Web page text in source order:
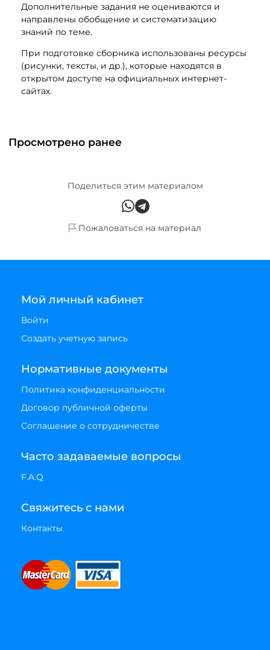
Дополнительные задания не оцениваются и
направлены обобщение и систематизацию
знаний по теме.
При подготовке сборника использованы ресурсы
(рисунки, тексты, и др.), которые находятся в
открытом доступе на официальных интернет-
сайтах.
Просмотрено ранее
Поделиться этим материалом
Пожаловаться на материал
Мой личный кабинет
Войти
Создать учетную запись
Нормативные документы
Политика конфиденциальности
Договор публичной оферты
Соглашение о сотрудничестве
Часто задаваемые вопросы
F.A.Q
Свяжитесь с нами
Контакты